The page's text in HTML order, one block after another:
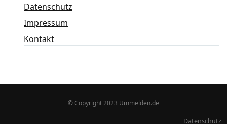
Datenschutz
Impressum
Kontakt
© Copyright 2023 Ummelden.de
Datenschutz